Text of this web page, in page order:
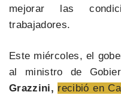
mejorar las
trabajadores.
Este miércoles, el
al ministro de
Grazzini, recibió en